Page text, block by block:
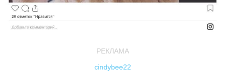
РЕКЛАМА
cindybee22